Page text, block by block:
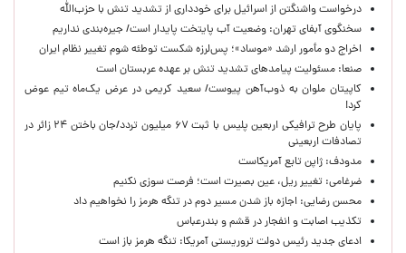
درخواست واشنگتن از اسرائیل برای خودداری از تشدید تنش با حزب‌الله
سخنگوی آبفای تهران: وضعیت آب پایتخت پایدار است/ جیره‌بندی نداریم
اخراج دو مأمور ارشد «موساد»؛ پس‌لرزه شکست توطئه شوم تغییر نظام ایران
صنعا: مسئولیت پیامدهای تشدید تنش بر عهده عربستان است
کاپیتان ملوان به ذوب‌آهن پیوست/ سعید کریمی در عرض یک‌ماه تیم عوض
کرد!
پایان طرح ترافیکی اربعین پلیس با ثبت ۶۷ میلیون تردد/جان باختن ۲۴ زائر در
تصادفات اربعینی
مدودف: ژاپن تابع آمریکاست
ضرغامی: تغییر ریل، عین بصیرت است؛ فرصت سوزی نکنیم
محسن رضایی: اجازه باز شدن مسیر دوم در تنگه هرمز را نخواهیم داد
تکذیب اصابت و انفجار در قشم و بندرعباس
ادعای جدید رئیس دولت تروریستی آمریکا: تنگه هرمز باز است